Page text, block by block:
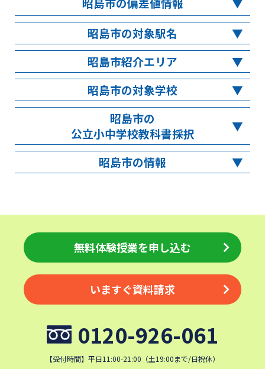
昭島市の対象駅名
昭島市紹介エリア
昭島市の対象学校
昭島市の
公立小中学校教科書採択
昭島市の情報
無料体験授業を申し込む
いますぐ資料請求
0120-926-061
【受付時間】平日11:00-21:00（土19:00まで/日祝休）